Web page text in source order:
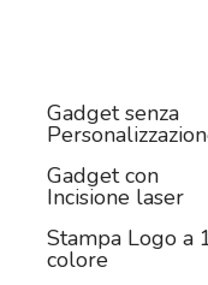
Gadget senza
Gadget con
Incisione laser
Stampa Logo a
colore